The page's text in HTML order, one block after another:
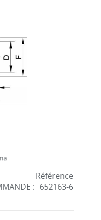
:
Référence
652163-6